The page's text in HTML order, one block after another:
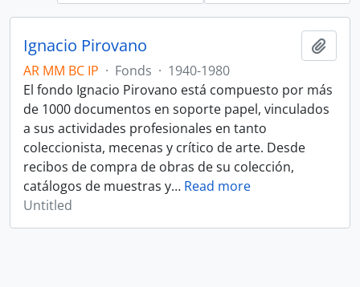
Ignacio Pirovano
AR MM BC IP · Fonds · 1940-1980
El fondo Ignacio Pirovano está compuesto por más
de 1000 documentos en soporte papel, vinculados
a sus actividades profesionales en tanto
coleccionista, mecenas y crítico de arte. Desde
recibos de compra de obras de su colección,
catálogos de muestras y… Read more
Untitled